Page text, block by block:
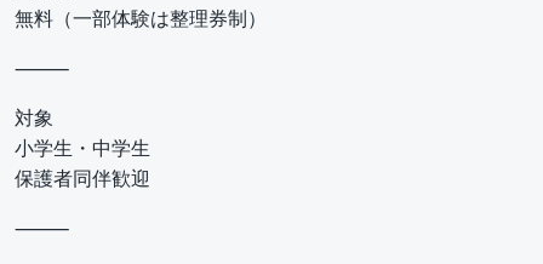
無料（一部体験は整理券制）
⸻
対象
小学生・中学生
保護者同伴歓迎
⸻